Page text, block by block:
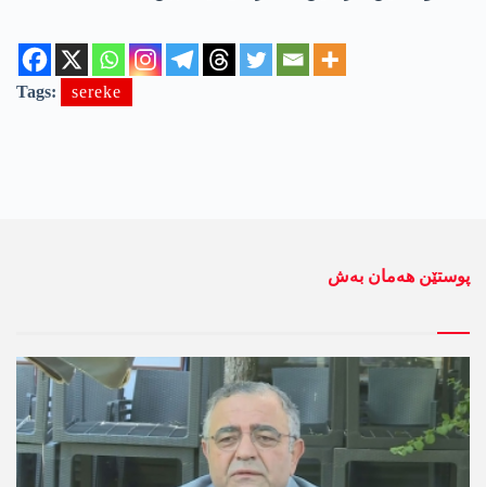
Tags: sereke
پوستێن ھەمان بەش